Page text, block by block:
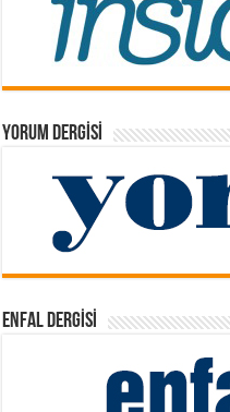
YORUM DERGISI
ENFAL DERGISI